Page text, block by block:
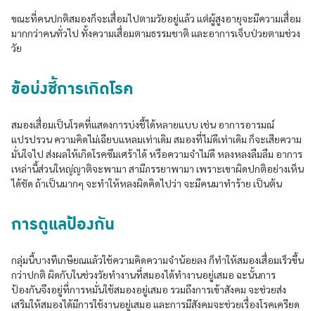
ขณะที่คนปกติสมองก็จะเสื่อมไปตามวัยอยู่แล้ว แต่ผู้สูงอายุจะมีความเสื่อม
มากกว่าคนทั่วไป ทั้งความเสื่อมตามธรรมชาติ และอาการเจ็บป่วยตามช่วง
วัย
ข้อบ่งชี้การเกิดโรค
สมองเสื่อมเป็นโรคที่แสดงการบ่งชี้ได้หลายแบบ เช่น อาการอารมณ์
แปรปรวน ความคิดไม่เฉียบแหลมเท่าเดิม สมองที่ไม่ดีเท่าเดิม ก็จะเสียความ
มั่นใจไป ส่งผลให้เกิดโรคซึมเศร้าได้ หรือความจำไม่ดี หลงหลงลืมลืม อาการ
เหล่านี้ส่วนใหญ่ญาติจะพามา สามีภรรยาพามา เพราะเขาผิดปกติอย่างเห็น
ได้ชัด ถ้าเป็นมากๆ จะทำให้หลงผิดคิดไปว่า จะมีคนมาทำร้าย เป็นต้น
การดูแลป้องกัน
กลุ่มนี้บางทีเกษียณแล้วใช้ความคิดความจำน้อยลง ก็ทำให้สมองเสื่อมเร็วขึ้น
กว่าปกติ ผิดกับในช่วงวัยทำงานที่สมองได้ทำงานอยู่เสมอ ฉะนั้นการ
ป้องกันจึงอยู่ที่การหมั่นใช้สมองอยู่เสมอ รวมถึงการเข้าสังคม จะช่วยส่ง
เสริมให้สมองได้มีการใช้งานอยู่เสมอ และการมีสังคมจะช่วยเรื่องโรคเครียด